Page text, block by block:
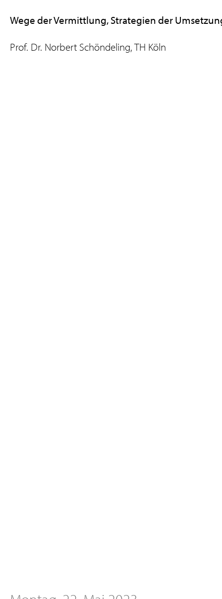
Wege der Vermittlung, Strategien der
Prof. Dr. Norbert Schöndeling, TH Köln